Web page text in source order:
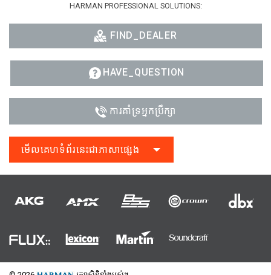
HARMAN PROFESSIONAL SOLUTIONS:
FIND_DEALER
HAVE_QUESTION
ការគាំទ្រអ្នកប្រឹក្សា
មើលគេហទំព័រនេះជាភាសាផ្សេង